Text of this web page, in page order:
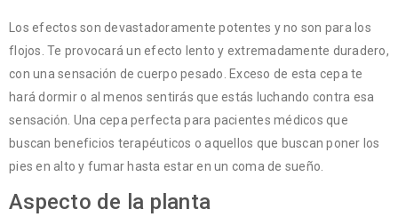
Los efectos son devastadoramente potentes y no son para los
flojos. Te provocará un efecto lento y extremadamente duradero,
con una sensación de cuerpo pesado. Exceso de esta cepa te
hará dormir o al menos sentirás que estás luchando contra esa
sensación. Una cepa perfecta para pacientes médicos que
buscan beneficios terapéuticos o aquellos que buscan poner los
pies en alto y fumar hasta estar en un coma de sueño.
Aspecto de la planta